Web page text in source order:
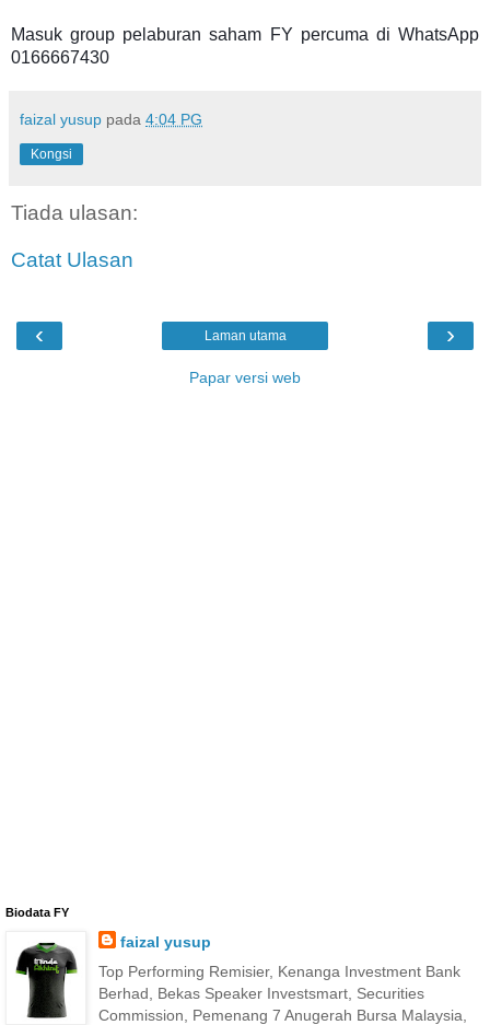
Masuk group pelaburan saham FY percuma di WhatsApp
0166667430
faizal yusup pada 4:04 PG
Kongsi
Tiada ulasan:
Catat Ulasan
‹ ›
Laman utama
Papar versi web
Biodata FY
faizal yusup
Top Performing Remisier, Kenanga Investment Bank
Berhad, Bekas Speaker Investsmart, Securities
Commission, Pemenang 7 Anugerah Bursa Malaysia,